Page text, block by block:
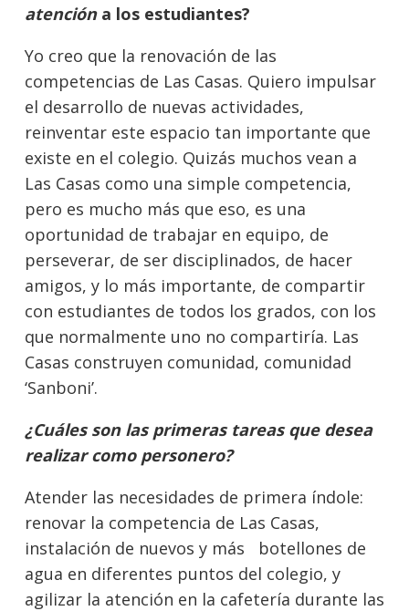
atencióna los estudiantes?
Yo creo que la renovación de las
competencias de Las Casas. Quiero impulsar
el desarrollo de nuevas actividades,
reinventar este espacio tan importante que
existe en el colegio. Quizás muchos vean a
Las Casas como una simple competencia,
pero es mucho más que eso, es una
oportunidad de trabajar en equipo, de
perseverar, de ser disciplinados, de hacer
amigos, y lo más importante, de compartir
con estudiantes de todos los grados, con los
que normalmente uno no compartiría. Las
Casas construyen comunidad, comunidad
‘Sanboni’.
¿Cuáles son las primeras tareas que desea
realizar como personero?
Atender las necesidades de primera índole:
renovar la competencia de Las Casas,
instalación de nuevos y más botellones de
agua en diferentes puntos del colegio, y
agilizar la atención en la cafetería durante las